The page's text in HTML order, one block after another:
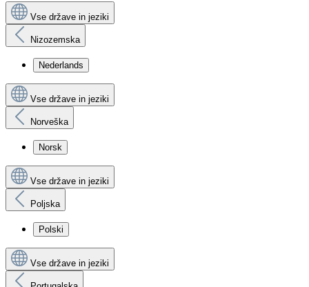
Vse države in jeziki
Nizozemska
Nederlands
Vse države in jeziki
Norveška
Norsk
Vse države in jeziki
Poljska
Polski
Vse države in jeziki